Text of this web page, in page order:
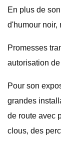
En plus de
d'humour noir,
Promesses
autorisation
Pour son
grandes
de route avec
clous, des